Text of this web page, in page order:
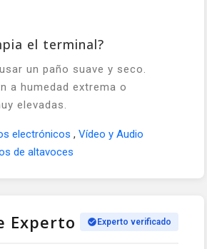
el terminal?
un paño suave y seco.
a humedad extrema o
elevadas.
electrónicos , Vídeo y Audio
de altavoces
Experto Experto verificado